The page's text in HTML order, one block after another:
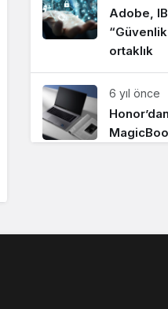
Adobe,
ortaklık
6 yıl önce